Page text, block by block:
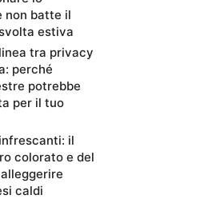
non batte il
estiva
tra privacy
perché
potrebbe
per il tuo
il
colorato e del
caldi